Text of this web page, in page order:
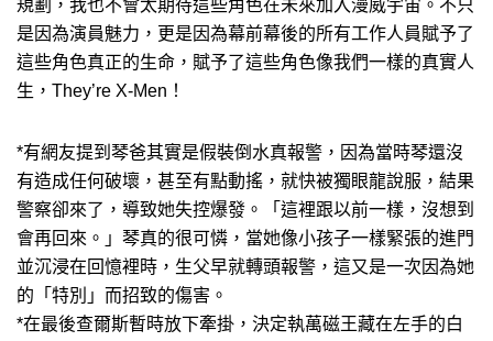
規劃，我也不會太期待這些角色在未來加入漫威宇宙。不只
是因為演員魅力，更是因為幕前幕後的所有工作人員賦予了
這些角色真正的生命，賦予了這些角色像我們一樣的真實人
生，They’re X-Men！
*有網友提到琴爸其實是假裝倒水真報警，因為當時琴還沒
有造成任何破壞，甚至有點動搖，就快被獨眼龍說服，結果
警察卻來了，導致她失控爆發。「這裡跟以前一樣，沒想到
會再回來。」琴真的很可憐，當她像小孩子一樣緊張的進門
並沉浸在回憶裡時，生父早就轉頭報警，這又是一次因為她
的「特別」而招致的傷害。
*在最後查爾斯暫時放下牽掛，決定執萬磁王藏在左手的白